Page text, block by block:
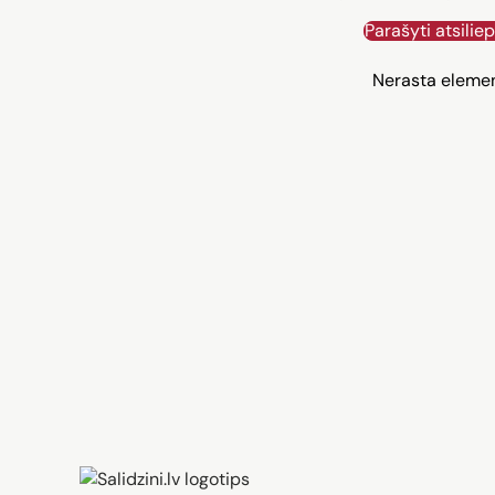
Parašyti
Nerasta
Zāģi, iPhone, Dyson, Mobilie